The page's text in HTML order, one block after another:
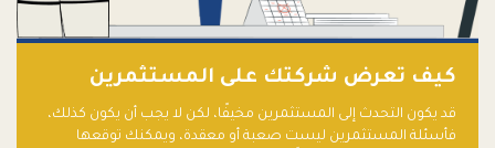
كيف تعرض شركتك على المستثمرين
قد يكون التحدث إلى المستثمرين مخيفًا، لكن لا يجب أن يكون كذلك،
فأسئلة المستثمرين ليست صعبة أو معقدة، ويمكنك توقعها